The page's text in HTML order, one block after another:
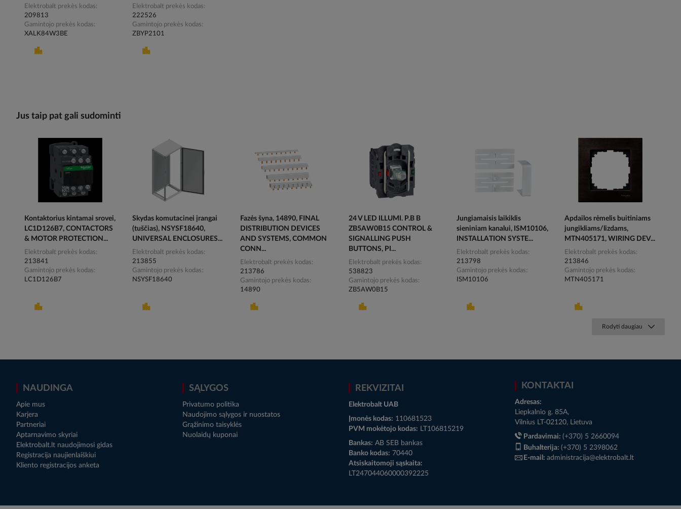
Elektrobalt prekės kodas
209813
Gamintojo prekės kodas
XALK84W3BE
Elektrobalt prekės kodas
222526
Gamintojo prekės kodas
ZBYP2101
Jus taip pat gali sudominti
Kontaktorius kintamai srovei,
LC1D126B7, CONTACTORS
& MOTOR PROTECTION...
Elektrobalt prekės kodas
213841
Gamintojo prekės kodas
LC1D126B7
Skydas komutacinei įrangai
(tuščias), NSYSF18640,
UNIVERSAL ENCLOSURES...
Elektrobalt prekės kodas
213855
Gamintojo prekės kodas
NSYSF18640
Fazės šyna, 14890, FINAL
DISTRIBUTION DEVICES
AND SYSTEMS, COMMON
CONN...
Elektrobalt prekės kodas
213786
Gamintojo prekės kodas
14890
24 V LED ILLUMI. P.B B
ZB5AW0B15 CONTROL &
SIGNALLING PUSH
BUTTONS, PI...
Elektrobalt prekės kodas
538823
Gamintojo prekės kodas
ZB5AW0B15
Jungiamaisis laikiklis
sieniniam kanalui, ISM10106,
INSTALLATION SYSTE...
Elektrobalt prekės kodas
213798
Gamintojo prekės kodas
ISM10106
Apdailos rėmelis buitiniams
jungikliams/lizdams,
MTN405171, WIRING DEV...
Elektrobalt prekės kodas
213846
Gamintojo prekės kodas
MTN405171
Rodyti daugiau
NAUDINGA
Apie mus
Karjera
Partneriai
Aptarnavimo skyriai
Elektrobalt.lt naudojimosi gidas
Registracija naujienlaiškiui
Kliento registracijos anketa
SĄLYGOS
Privatumo politika
Naudojimo sąlygos ir nuostatos
Grąžinimo taisyklės
Nuolaidų kuponai
REKVIZITAI
Elektrobalt UAB
Įmonės kodas: 110681523
PVM mokėtojo kodas: LT106815219
Bankas: AB SEB bankas
Banko kodas: 70440
Atsiskaitomoji sąskaita:
LT247044060000392225
KONTAKTAI
Adresas:
Liepkalnio g. 85A,
Vilnius LT-02120, Lietuva
Pardavimai: (+370) 5 2660094
Buhalterija: (+370) 5 2398062
E-mail: administracija@elektrobalt.lt